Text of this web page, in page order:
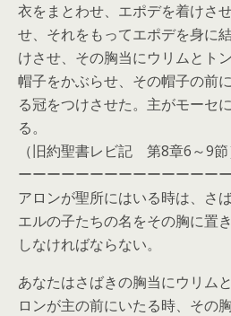
衣をまとわせ、エポデを着けさ
せ、それをもってエポデを身に
けさせ、その胸当にウリムとト
帽子をかぶらせ、その帽子の前
る冠をつけさせた。主がモーセ
る。
（旧約聖書レビ記 第8章6～9節
ーーーーーーーーーーーーーー
アロンが聖所にはいる時は、さ
エルの子たちの名をその胸に置
しなければならない。
あなたはさばきの胸当にウリム
ロンが主の前にいたる時、その